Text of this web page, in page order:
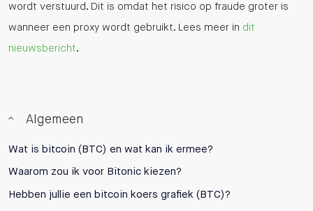
wordt verstuurd. Dit is omdat het risico op fraude groter is
wanneer een proxy wordt gebruikt. Lees meer in dit
nieuwsbericht.
Algemeen
Wat is bitcoin (BTC) en wat kan ik ermee?
Waarom zou ik voor Bitonic kiezen?
Hebben jullie een bitcoin koers grafiek (BTC)?